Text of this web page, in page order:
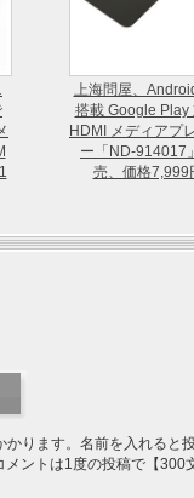
上海問屋、
搭載 Google Play
HDMI メディアプ
ー「ND-914017
売、価格7,999
ります。名前を入れると
ントは1度の投稿で【300